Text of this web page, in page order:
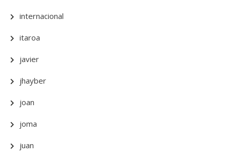
internacional
itaroa
javier
jhayber
joan
joma
juan